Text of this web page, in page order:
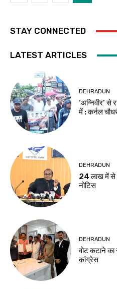
STAY CONNECTED
LATEST ARTICLES
DEHRADUN
‘अग्निवीर’ से
में : कर्नल
DEHRADUN
24 लाख में से
नोटिस
DEHRADUN
वोट कटाने का
कांग्रेस